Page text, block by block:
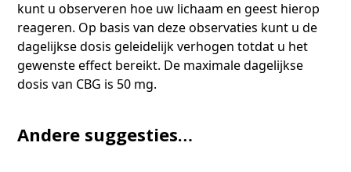
kunt u observeren hoe uw lichaam en geest hierop
reageren. Op basis van deze observaties kunt u de
dagelijkse dosis geleidelijk verhogen totdat u het
gewenste effect bereikt. De maximale dagelijkse
dosis van CBG is 50 mg.
Andere suggesties…